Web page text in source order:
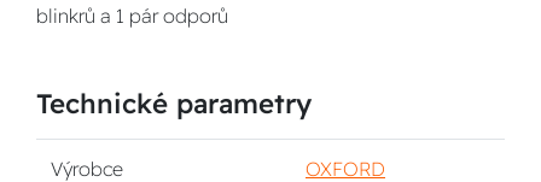
blinkrů a 1 pár odporů
Technické parametry
Výrobce OXFORD